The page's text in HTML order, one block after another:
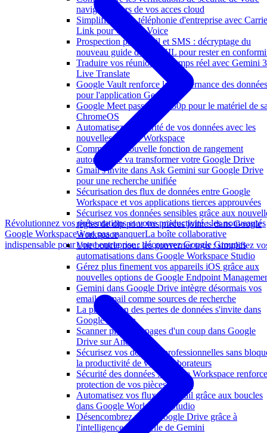
navigateur lors de vos acces cloud
Simplifiez votre téléphonie d'entreprise avec
Link pour Google Voice
Prospection par e-mail et SMS : décryptage du
nouveau guide de la CNIL pour rester en
Traduire vos réunions en temps réel avec Gemini
Live Translate
Google Vault renforce la gouvernance des données
pour l'application Gemini
Google Meet passe au 1080p pour le matériel de
ChromeOS
Automatisez la sécurité de vos données avec les
nouvelles API de Workspace
Comment la nouvelle fonction de rangement
automatique va transformer votre Google Drive
Gmail s'invite dans Ask Gemini sur Google Drive
pour une recherche unifiée
Sécurisation des flux de données entre Google
Workspace et vos applications tierces approuvées
Sécurisez vos données sensibles grâce aux
règles de dlp pour vos pièces jointes dans Google
Workspace
Une boucle pour les gouverner tous : simplifiez
automatisations dans Google Workspace Studio
Gérez plus finement vos appareils iOS grâce aux
nouvelles options de Google Endpoint
Gemini dans Google Drive intègre désormais vos
emails Gmail comme sources de recherche
La prévention des pertes de données s'invite dans
Google Agenda
Scanner plusieurs pages d'un coup dans Google
Drive sur Android
Sécurisez vos données professionnelles sans
la productivité de vos collaborateurs
Sécurité des données : Google Workspace
protection de vos pièces jointes
Automatisez vos flux de travail grâce aux boucles
dans Google Workspace Studio
Désencombrez votre Google Drive grâce à
l'intelligence artificielle de Gemini
Révolutionnez vos présentations et votre productivité : les nouveautés
Google Workspace à ne pas manquerLa boîte collaborative
indispensable pour votre entreprise : découvrez Google Groupes